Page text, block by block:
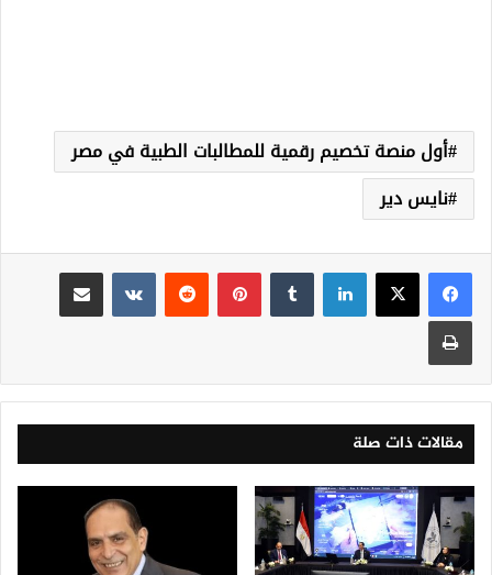
أول منصة تخصيم رقمية للمطالبات الطبية في مصر
نايس دير
لينكدإن بينتيريست
مقالات ذات صلة